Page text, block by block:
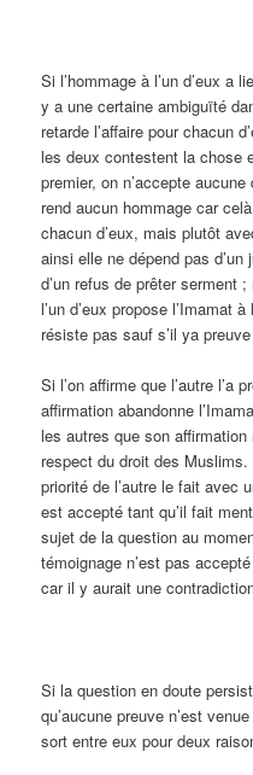
Si l’hommage à l’un d’eux a
y a une certaine ambiguïté
retarde l’affaire pour chacun
les deux contestent la chose
premier, on n’accepte
rend aucun hommage car
chacun d’eux, mais plutôt
ainsi elle ne dépend pas
d’un refus de prêter serment
l’un d’eux propose l’Imamat
résiste pas sauf s’il ya
Si l’on affirme que l’autre l’a
affirmation abandonne
les autres que son
respect du droit des
priorité de l’autre le fait avec
est accepté tant qu’il fait
sujet de la question au
témoignage n’est pas
car il y aurait une
Si la question en doute
qu’aucune preuve n’est
sort entre eux pour deux